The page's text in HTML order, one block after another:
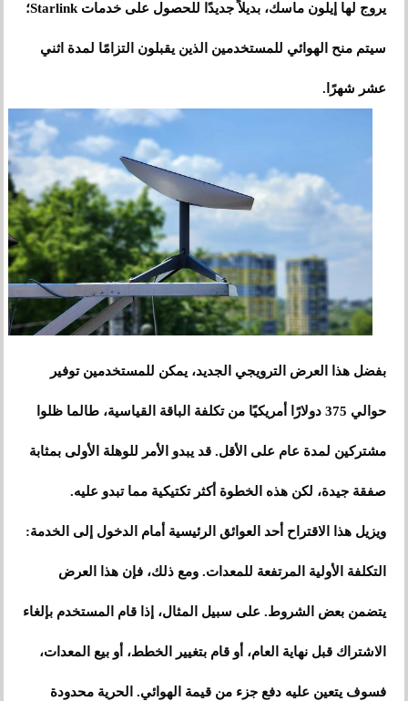
يروج لها إيلون ماسك، بديلاً جديدًا للحصول على خدمات Starlink؛
سيتم منح الهوائي للمستخدمين الذين يقبلون التزامًا لمدة اثني
عشر شهرًا.
بفضل هذا العرض الترويجي الجديد، يمكن للمستخدمين توفير
حوالي 375 دولارًا أمريكيًا من تكلفة الباقة القياسية، طالما ظلوا
مشتركين لمدة عام على الأقل. قد يبدو الأمر للوهلة الأولى بمثابة
صفقة جيدة، لكن هذه الخطوة أكثر تكتيكية مما تبدو عليه.
ويزيل هذا الاقتراح أحد العوائق الرئيسية أمام الدخول إلى الخدمة:
التكلفة الأولية المرتفعة للمعدات. ومع ذلك، فإن هذا العرض
يتضمن بعض الشروط. على سبيل المثال، إذا قام المستخدم بإلغاء
الاشتراك قبل نهاية العام، أو قام بتغيير الخطط، أو بيع المعدات،
فسوف يتعين عليه دفع جزء من قيمة الهوائي. الحرية محدودة